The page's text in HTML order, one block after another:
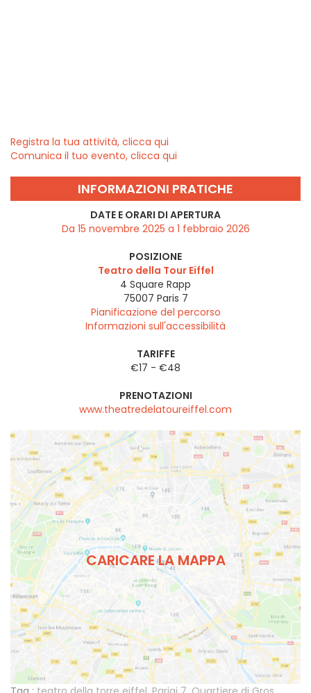
Registra la tua attività, clicca qui
Comunica il tuo evento, clicca qui
INFORMAZIONI PRATICHE
DATE E ORARI DI APERTURA
Da 15 novembre 2025 a 1 febbraio 2026
POSIZIONE
Teatro della Tour Eiffel
4 Square Rapp
75007 Paris 7
Pianificazione del percorso
Informazioni sull'accessibilità
TARIFFE
€17 - €48
PRENOTAZIONI
www.theatredelatoureiffel.com
CARICARE LA MAPPA